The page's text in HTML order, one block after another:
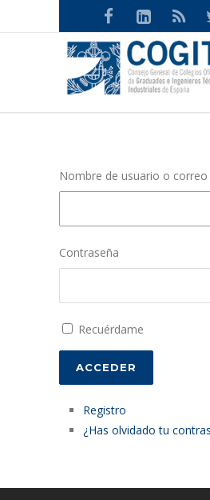
Nombre de usuario o
Contraseña
Recuérdame
ACCEDER
Registro
¿Has olvidado tu